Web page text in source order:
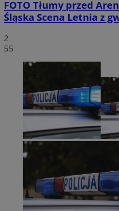
FOTO Tłumy przed
Śląska Scena Letnia z
2
55